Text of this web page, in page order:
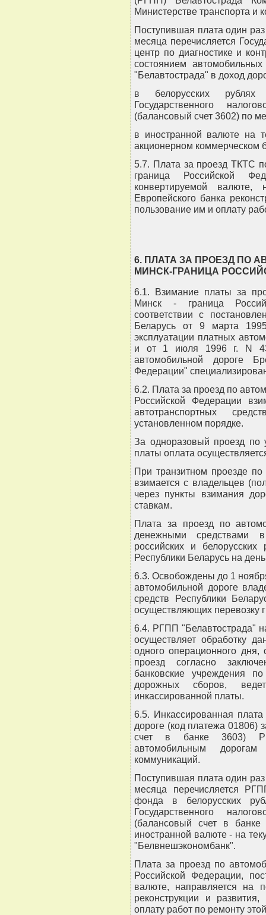
Министерстве транспорта и
Поступившая плата один
месяца перечисляется
центр по диагностике и
состоянием
"Белавтострада" в доход
в белорусских
Государственного
(балансовый счет 3602) по
в иностранной валюте на
акционерном коммерческом
5.7. Плата за проезд ТКТС
граница Российской
конвертируемой валюте,
Европейского банка
пользование им и оплату
6. ПЛАТА ЗА ПРОЕЗД ПО
МИНСК-ГРАНИЦА
6.1. Взимание платы за
Минск - граница
соответствии с
Беларусь от 9 марта
эксплуатации платных
и от 1 июля 1996 г. N
автомобильной дороге
Федерации"
6.2. Плата за проезд по
Российской Федерации
автотранспортных
установленном порядке.
За одноразовый проезд по
платы оплата
При транзитном проезде по
взимается с владельцев
через пункты взимания
ставкам.
Плата за проезд по
денежными средствами
российских и
Республики Беларусь на
6.3. Освобождены до 1
автомобильной дороге
средств Республики
осуществляющих перевозку
6.4. РГПП "Белавтострада"
осуществляет обработку
одного операционного дня,
проезд согласно
банковские учреждения
дорожных сборов,
инкассированной платы.
6.5. Инкассированная
дороге (код платежа 01806)
счет в банке 3603)
автомобильным
коммуникаций.
Поступившая плата один
месяца перечисляется
фонда в белорусских
Государственного
(балансовый счет в
иностранной валюте - на
"Белвнешэкономбанк".
Плата за проезд по
Российской Федерации,
валюте, направляется на
реконструкции и
оплату работ по ремонту